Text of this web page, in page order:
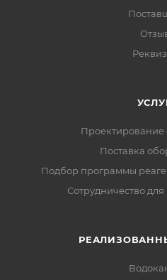
Проектирование
Поставка
Подбор программы
Сотрудничество